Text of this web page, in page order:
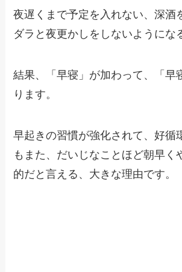
夜遅くまで予定を入れない、深酒
ダラと夜更かしをしないようにな
結果、「早寝」が加わって、「早
ります。
早起きの習慣が強化されて、好循
もまた、だいじなことほど朝早く
的だと言える、大きな理由です。